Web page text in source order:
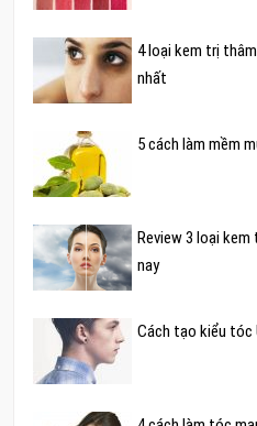
4 loại kem trị
nhất
5 cách làm mềm
Review 3 loại
nay
Cách tạo kiểu tóc